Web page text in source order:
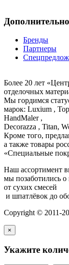
Дополнительно
Бренды
Партнеры
Более 20 лет
отделочных
Мы гордимся
марок: Luxium ,
HandMaler ,
Decorazza , Titan,
Кроме того,
а также товары
«Специальные
Наш ассортимент
мы позаботились
от сухих смесей
и шпатлёвок до
Copyright © 2011-
×
Укажите